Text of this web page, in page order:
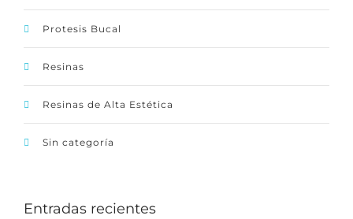
Protesis Bucal
Resinas
Resinas de Alta Estética
Sin categoría
Entradas recientes